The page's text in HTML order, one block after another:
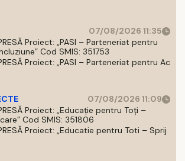
07/08/2026 11:35
Proiect: „PASI – Parteneriat pentru
Cod SMIS: 351753
Proiect: „PASI – Parteneriat pentru Ac
07/08/2026 11:09
Proiect: „Educație pentru Toți –
Cod SMIS: 351806
Proiect: „Educatie pentru Toti – Sprij